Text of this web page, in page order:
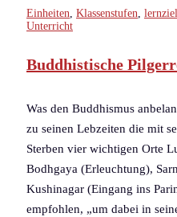
Einheiten, Klassenstufen,
Unterricht
Buddhistische
Was den Buddhismus
zu seinen Lebzeiten die mit
Sterben vier wichtigen Orte
Bodhgaya (Erleuchtung),
Kushinagar (Eingang ins
empfohlen, „um dabei in